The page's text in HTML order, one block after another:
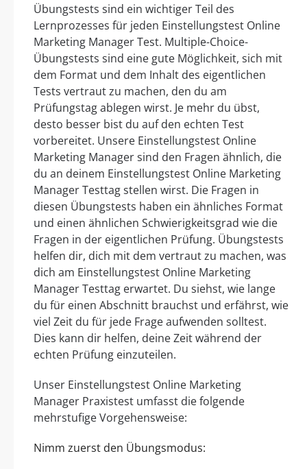
Übungstests sind ein wichtiger Teil des
Lernprozesses für jeden Einstellungstest Online
Marketing Manager Test. Multiple-Choice-
Übungstests sind eine gute Möglichkeit, sich mit
dem Format und dem Inhalt des eigentlichen
Tests vertraut zu machen, den du am
Prüfungstag ablegen wirst. Je mehr du übst,
desto besser bist du auf den echten Test
vorbereitet. Unsere Einstellungstest Online
Marketing Manager sind den Fragen ähnlich, die
du an deinem Einstellungstest Online Marketing
Manager Testtag stellen wirst. Die Fragen in
diesen Übungstests haben ein ähnliches Format
und einen ähnlichen Schwierigkeitsgrad wie die
Fragen in der eigentlichen Prüfung. Übungstests
helfen dir, dich mit dem vertraut zu machen, was
dich am Einstellungstest Online Marketing
Manager Testtag erwartet. Du siehst, wie lange
du für einen Abschnitt brauchst und erfährst, wie
viel Zeit du für jede Frage aufwenden solltest.
Dies kann dir helfen, deine Zeit während der
echten Prüfung einzuteilen.
Unser Einstellungstest Online Marketing
Manager Praxistest umfasst die folgende
mehrstufige Vorgehensweise:
Nimm zuerst den Übungsmodus: